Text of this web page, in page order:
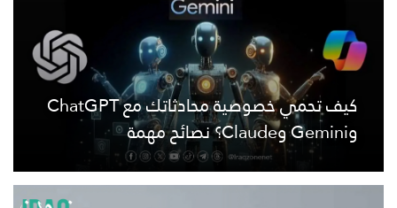
كيف تحمي خصوصية محادثاتك مع ChatGPT
وGemini وClaude؟ نصائح مهمة